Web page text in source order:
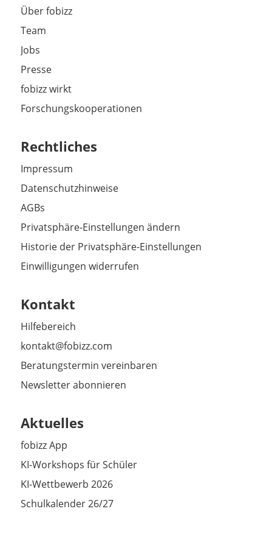
Über fobizz
Team
Jobs
Presse
fobizz wirkt
Forschungskooperationen
Rechtliches
Impressum
Datenschutzhinweise
AGBs
Privatsphäre-Einstellungen ändern
Historie der Privatsphäre-Einstellungen
Einwilligungen widerrufen
Kontakt
Hilfebereich
kontakt@fobizz.com
Beratungstermin vereinbaren
Newsletter abonnieren
Aktuelles
fobizz App
KI-Workshops für Schüler
KI-Wettbewerb 2026
Schulkalender 26/27